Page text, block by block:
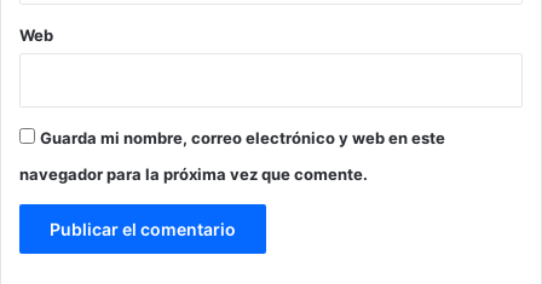
Web
Guarda mi nombre, correo electrónico y web en este
navegador para la próxima vez que comente.